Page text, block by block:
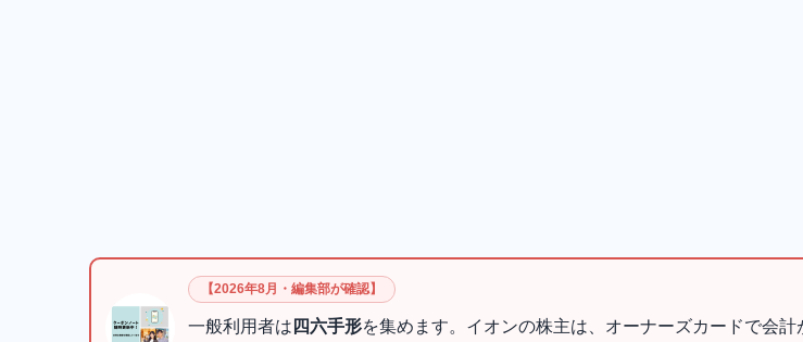
【2026年8月・編集部が確認】
一般利用者は 四六手形を集めます。イオンの株主は、オーナーズカードで会計